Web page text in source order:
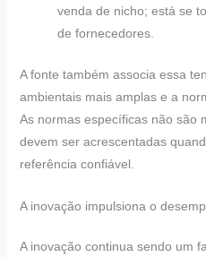
venda de nicho; está se
de fornecedores.
A fonte também associa essa
ambientais mais amplas e a
As normas específicas não são
devem ser acrescentadas
referência confiável.
A inovação impulsiona o
A inovação continua sendo um